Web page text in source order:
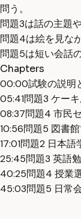
問う。
問題3は話の主題
問題4は絵を見な
問題5は短い会話
Chapters
00:00試験の説明
05:41問題3 ケー
08:37問題4 市民
10:56問題5 図書
17:01問題2 日本語
25:45問題3 英語
40:25問題4 授業
45:03問題5 日常